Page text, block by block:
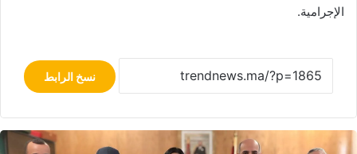
الإجرامية.
نسخ الرابط